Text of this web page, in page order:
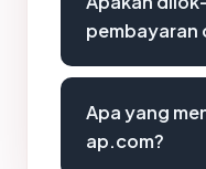
pembayaran
Apa yang
ap.com?